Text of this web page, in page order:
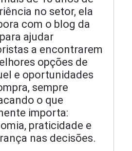
no setor, ela
com o blog da
ajudar
a encontrarem
opções de
e oportunidades
sempre
o que
importa:
praticidade e
nas decisões.